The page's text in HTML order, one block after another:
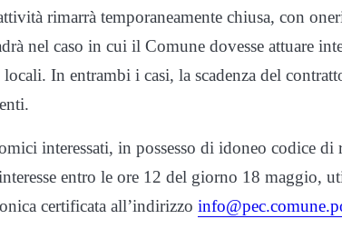
rimarrà temporaneamente chiusa, con
nel caso in cui il Comune dovesse attuare
In entrambi i casi, la scadenza del
interessati, in possesso di idoneo codice
entro le ore 12 del giorno 18 maggio,
certificata all’indirizzo